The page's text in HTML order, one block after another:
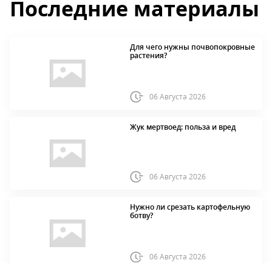
Последние материалы
Для чего нужны почвопокровные
растения?
06 Августа 2026
Жук мертвоед: польза и вред
06 Августа 2026
Нужно ли срезать картофельную
ботву?
06 Августа 2026